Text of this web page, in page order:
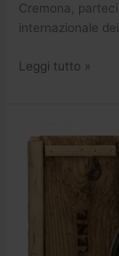
Cremona,
internazionale dei
Leggi tutto »
Serene: